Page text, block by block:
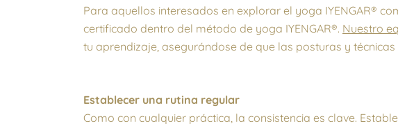
Para aquellos interesados ​​en explorar el yoga IYENGAR®
certificado dentro del método de yoga IYENGAR®. Nuestro
tu aprendizaje, asegurándose de que las posturas y
Establecer una rutina regular
Como con cualquier práctica, la consistencia es clave.